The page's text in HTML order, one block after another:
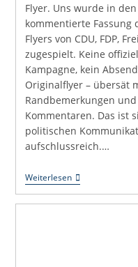
Flyer. Uns wurde in
kommentierte Fassung
Flyers von CDU, FDP,
zugespielt. Keine
Kampagne, kein
Originalflyer – übersät
Randbemerkungen
Kommentaren. Das ist
politischen
aufschlussreich.…
WeiterlesenRoter
Stift